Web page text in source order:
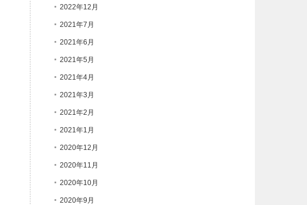
2022年12月
2021年7月
2021年6月
2021年5月
2021年4月
2021年3月
2021年2月
2021年1月
2020年12月
2020年11月
2020年10月
2020年9月